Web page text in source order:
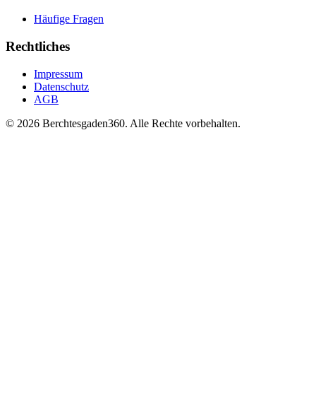
Häufige Fragen
Rechtliches
Impressum
Datenschutz
AGB
© 2026 Berchtesgaden360. Alle Rechte vorbehalten.